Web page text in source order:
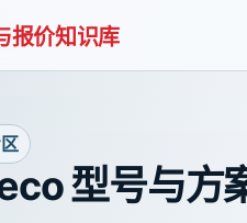
报价知识库
型号与方